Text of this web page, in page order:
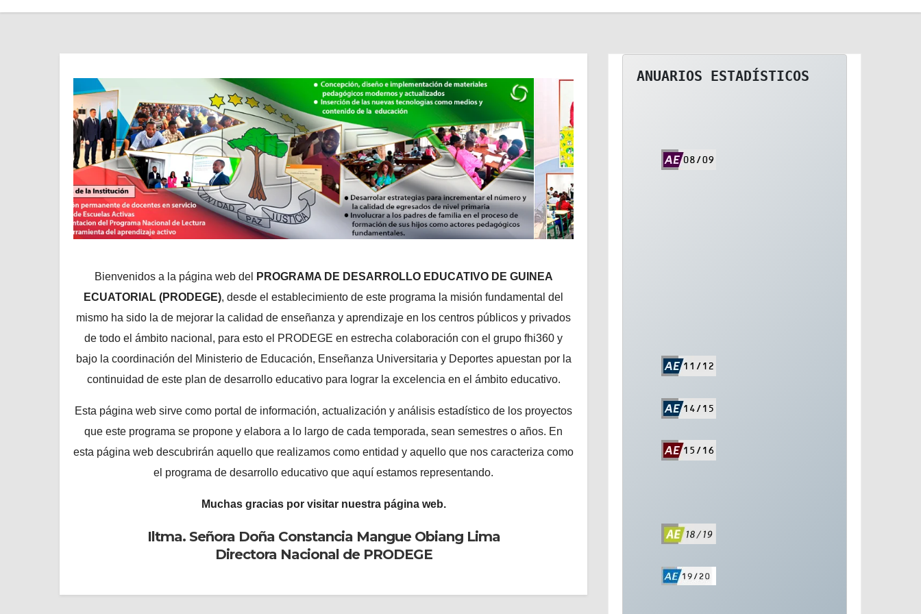
Bienvenidos a la página web del
PROGRAMA DE DESARROLLO EDUCATIVO DE GUINEA
ECUATORIAL (PRODEGE), desde el establecimiento de este programa la misión fundamental del
mismo ha sido la de mejorar la calidad de enseñanza y aprendizaje en los centros públicos y privados
de todo el ámbito nacional, para esto el PRODEGE en estrecha colaboración con el grupo fhi360 y
bajo la coordinación del Ministerio de Educación, Enseñanza Universitaria y Deportes apuestan por la
continuidad de este plan de desarrollo educativo para lograr la excelencia en el ámbito educativo.
Esta página web sirve como portal de información, actualización y análisis estadístico de los proyectos
que este programa se propone y elabora a lo largo de cada temporada, sean semestres o años. En
esta página web descubrirán aquello que realizamos como entidad y aquello que nos caracteriza como
el programa de desarrollo educativo que aquí estamos representando.
Muchas gracias por visitar nuestra página web.
Iltma. Señora Doña Constancia Mangue Obiang Lima
Directora Nacional de PRODEGE